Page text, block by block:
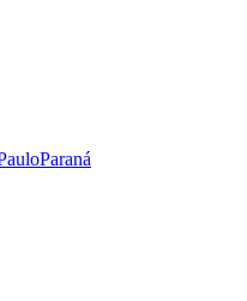
Paraná